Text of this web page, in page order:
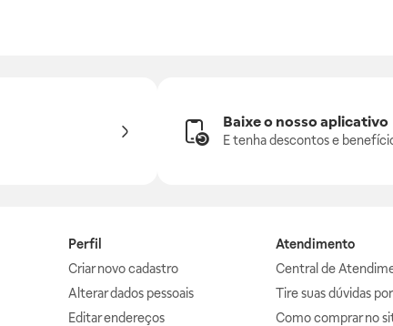
Baixe o nosso aplicativo
E tenha descontos e
Perfil
Criar novo cadastro
Alterar dados pessoais
Editar endereços
Atendimento
Central de
Tire suas dúvidas
Como comprar no